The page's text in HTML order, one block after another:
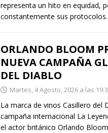
representa un hito en equidad,
constantemente sus protocolos.
ORLANDO BLOOM
NUEVA CAMPAÑA
DEL DIABLO
Martes, 4 Agosto, 2026 a las
La marca de vinos Casillero del
campaña internacional La
el actor británico Orlando